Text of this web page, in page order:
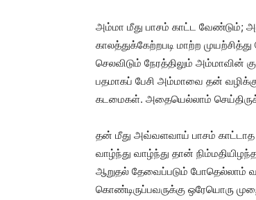
அம்மா மீது பாசம் காட்ட
காலத்துக்கேற்றபடி மாற்ற
செலவிடும் நேரத்திலும்
பதமாகப் பேசி அம்மாவை தன்
கடமைகள். அதையெல்லாம்
தன் மீது அவ்வளவாய் பாசம் காட்டாத
வாழ்ந்து வாழ்ந்து தான்
ஆறுதல் தேவைப்படும் போதெல்லாம்
கொண்டிருப்பவருக்கு ஒரேயொரு